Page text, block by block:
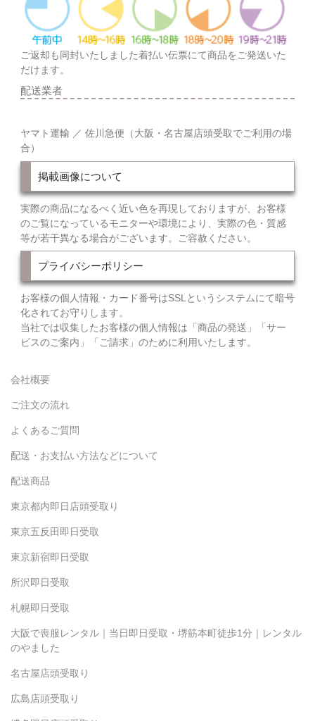
ご返却も同封いたしました着払い伝票にて商品をご発送いた
だけます。
配送業者
ヤマト運輸 ／ 佐川急便（大阪・名古屋店頭受取でご利用の場
合）
掲載画像について
実際の商品になるべく近い色を再現しておりますが、お客様
のご覧になっているモニターや環境により、実際の色・質感
等が若干異なる場合がございます。ご容赦ください。
プライバシーポリシー
お客様の個人情報・カード番号はSSLというシステムにて暗号
化されてお守りします。
当社では収集したお客様の個人情報は「商品の発送」「サー
ビスのご案内」「ご請求」のために利用いたします。
会社概要
ご注文の流れ
よくあるご質問
配送・お支払い方法などについて
配送商品
東京都内即日店頭受取り
東京五反田即日受取
東京新宿即日受取
所沢即日受取
札幌即日受取
大阪で喪服レンタル｜当日即日受取・堺筋本町徒歩1分｜レンタル
のやました
名古屋店頭受取り
広島店頭受取り